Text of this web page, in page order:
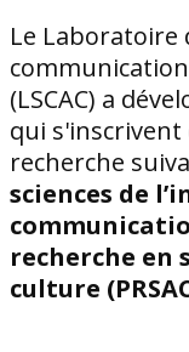
Le Laboratoire
(LSCAC) a
qui s'inscrivent
recherche
sciences de
recherche en
culture